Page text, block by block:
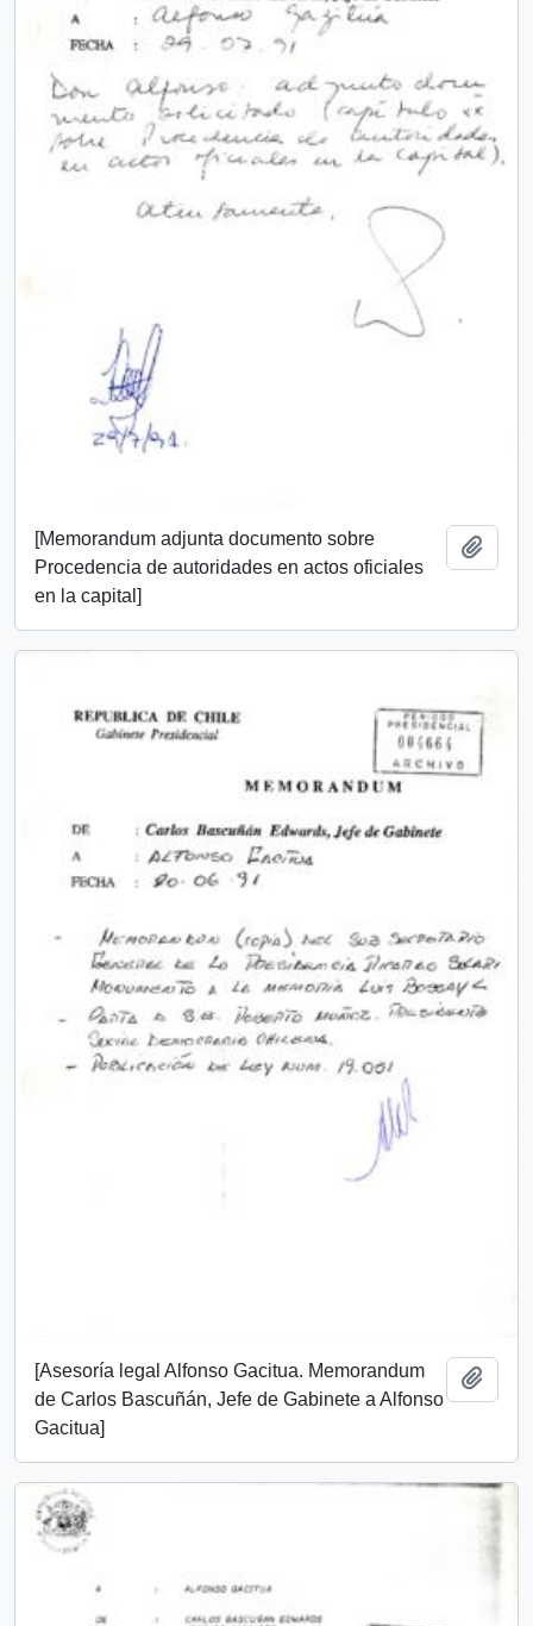
[Memorandum adjunta documento sobre
Procedencia de autoridades en actos oficiales
en la capital]
[Asesoría legal Alfonso Gacitua. Memorandum
de Carlos Bascuñán, Jefe de Gabinete a Alfonso
Gacitua]